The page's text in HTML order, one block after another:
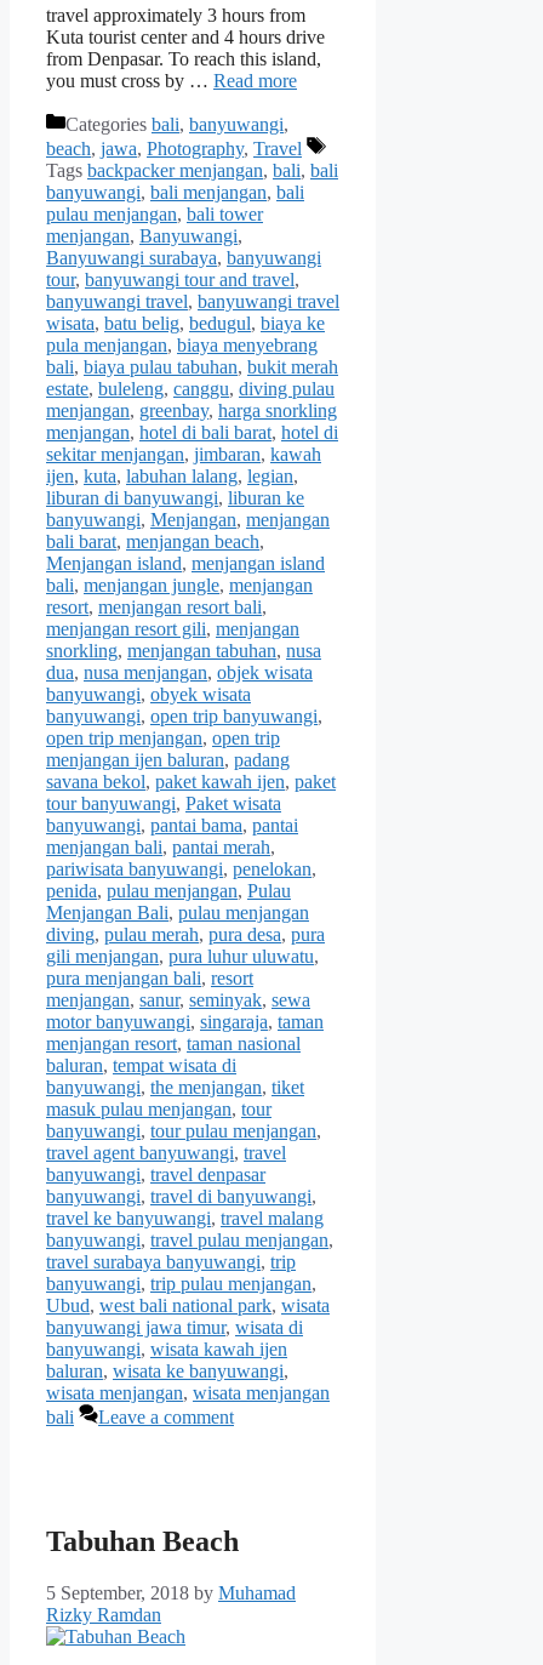
travel approximately 3 hours from
Kuta tourist center and 4 hours drive
from Denpasar. To reach this island,
you must cross by … Read more
Categories bali, banyuwangi,
beach, jawa, Photography, Travel
Tags backpacker menjangan, bali, bali
banyuwangi, bali menjangan, bali
pulau menjangan, bali tower
menjangan, Banyuwangi,
Banyuwangi surabaya, banyuwangi
tour, banyuwangi tour and travel,
banyuwangi travel, banyuwangi travel
wisata, batu belig, bedugul, biaya ke
pula menjangan, biaya menyebrang
bali, biaya pulau tabuhan, bukit merah
estate, buleleng, canggu, diving pulau
menjangan, greenbay, harga snorkling
menjangan, hotel di bali barat, hotel di
sekitar menjangan, jimbaran, kawah
ijen, kuta, labuhan lalang, legian,
liburan di banyuwangi, liburan ke
banyuwangi, Menjangan, menjangan
bali barat, menjangan beach,
Menjangan island, menjangan island
bali, menjangan jungle, menjangan
resort, menjangan resort bali,
menjangan resort gili, menjangan
snorkling, menjangan tabuhan, nusa
dua, nusa menjangan, objek wisata
banyuwangi, obyek wisata
banyuwangi, open trip banyuwangi,
open trip menjangan, open trip
menjangan ijen baluran, padang
savana bekol, paket kawah ijen, paket
tour banyuwangi, Paket wisata
banyuwangi, pantai bama, pantai
menjangan bali, pantai merah,
pariwisata banyuwangi, penelokan,
penida, pulau menjangan, Pulau
Menjangan Bali, pulau menjangan
diving, pulau merah, pura desa, pura
gili menjangan, pura luhur uluwatu,
pura menjangan bali, resort
menjangan, sanur, seminyak, sewa
motor banyuwangi, singaraja, taman
menjangan resort, taman nasional
baluran, tempat wisata di
banyuwangi, the menjangan, tiket
masuk pulau menjangan, tour
banyuwangi, tour pulau menjangan,
travel agent banyuwangi, travel
banyuwangi, travel denpasar
banyuwangi, travel di banyuwangi,
travel ke banyuwangi, travel malang
banyuwangi, travel pulau menjangan,
travel surabaya banyuwangi, trip
banyuwangi, trip pulau menjangan,
Ubud, west bali national park, wisata
banyuwangi jawa timur, wisata di
banyuwangi, wisata kawah ijen
baluran, wisata ke banyuwangi,
wisata menjangan, wisata menjangan
bali
Leave a comment
Tabuhan Beach
5 September, 2018 by Muhamad
Rizky Ramdan